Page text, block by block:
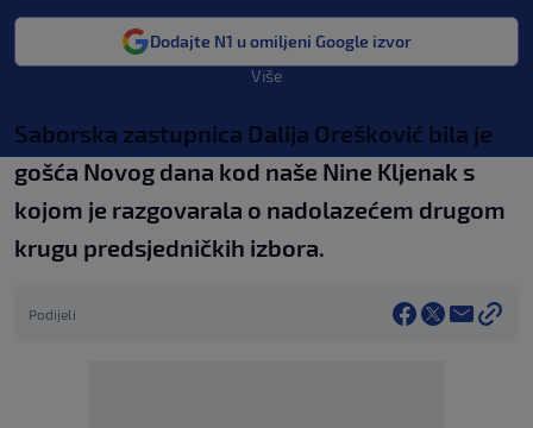
Dodajte N1 u omiljeni Google izvor
Više
Saborska zastupnica Dalija Orešković bila je
gošća Novog dana kod naše Nine Kljenak s
kojom je razgovarala o nadolazećem drugom
krugu predsjedničkih izbora.
Podijeli